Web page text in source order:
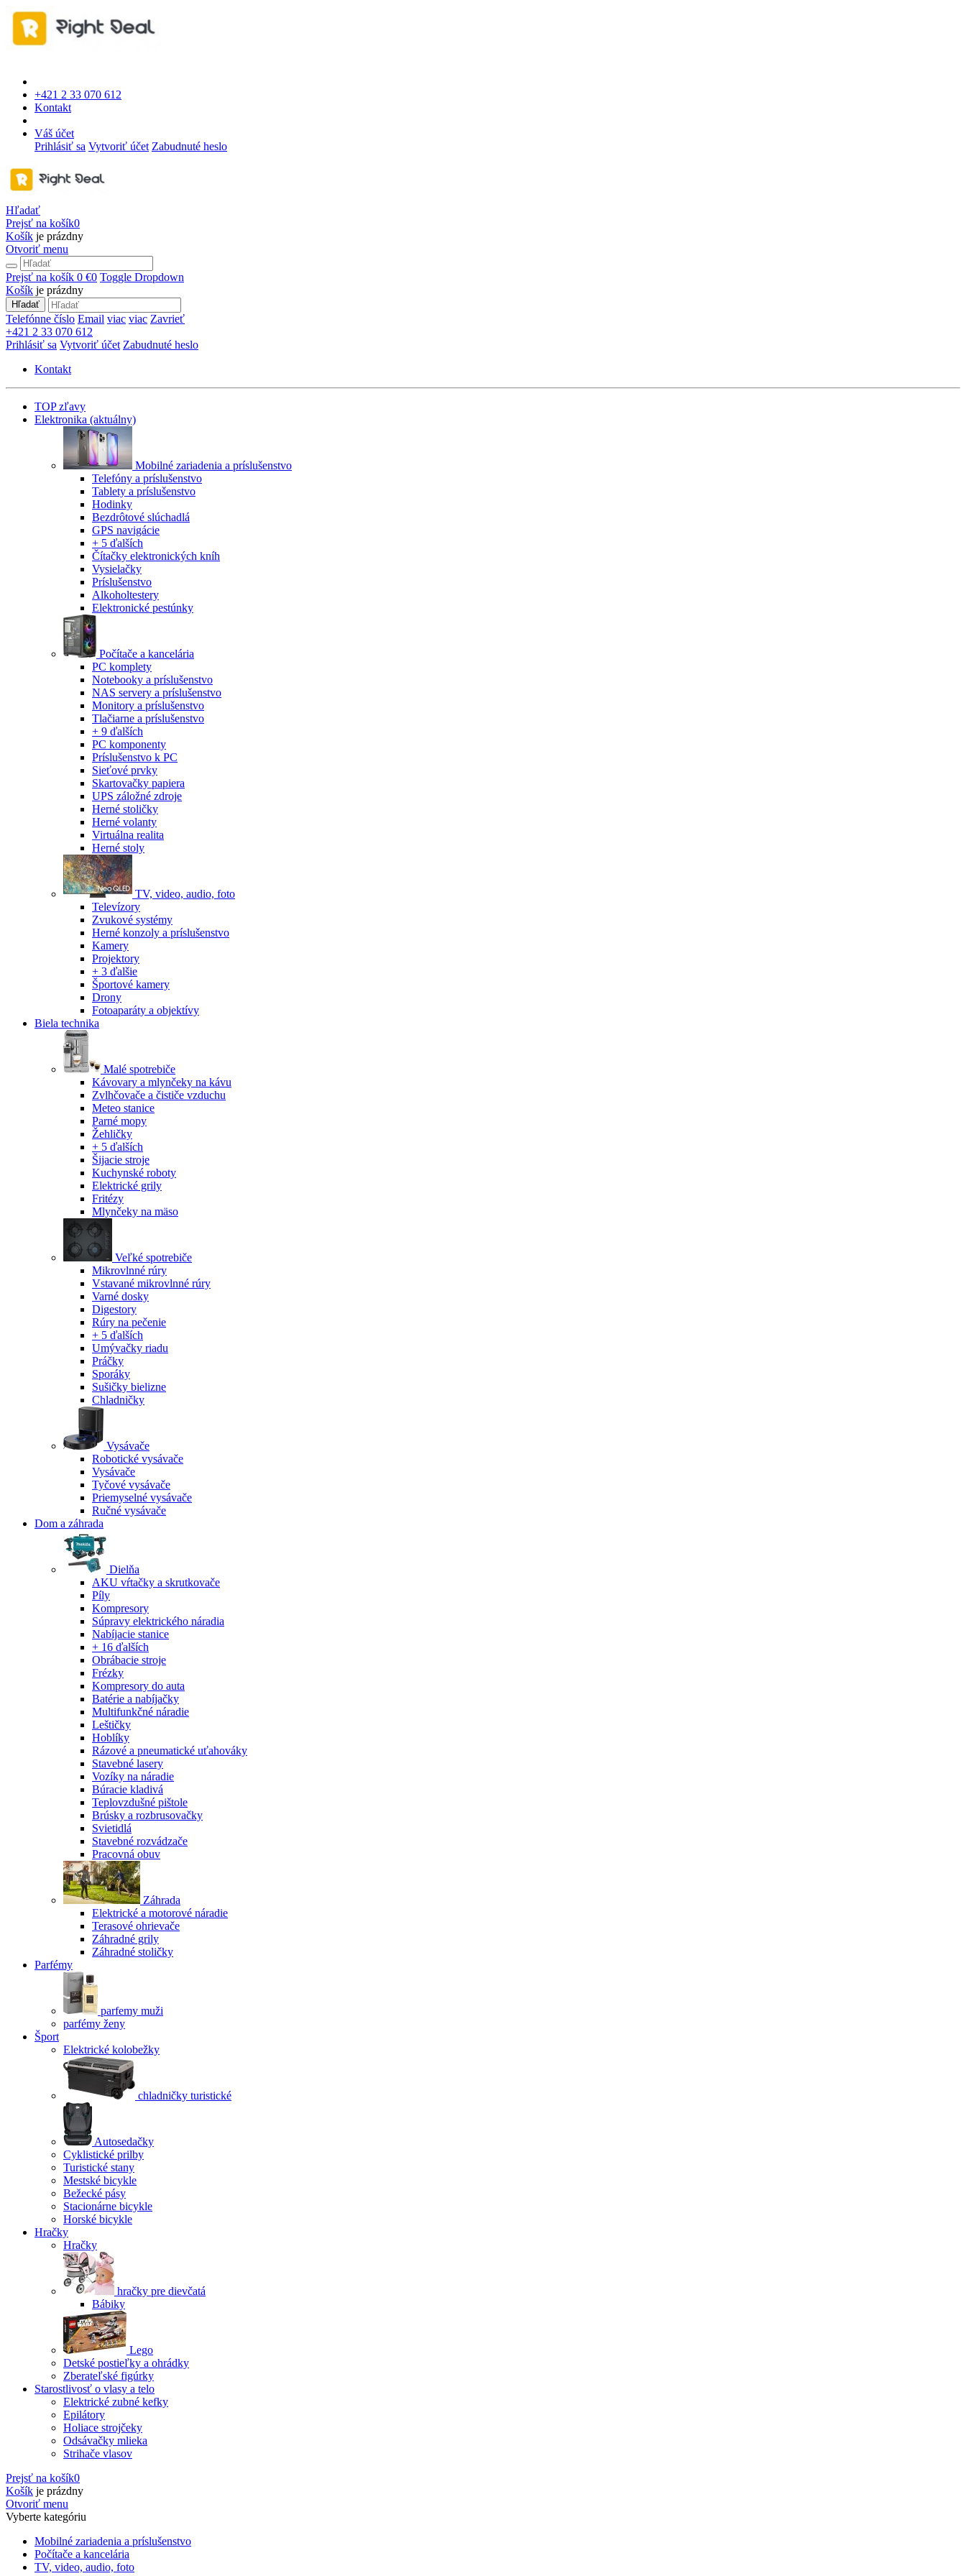
+421 2 33 070 612
Kontakt
Váš účet
Prihlásiť sa Vytvoriť účet Zabudnuté heslo
Hľadať
Prejsť na košík0
Košík je prázdny
Otvoriť menu
Prejsť na košík 0 €0 Toggle Dropdown
Košík je prázdny
Hľadať
Telefónne číslo Email viac viac Zavrieť
+421 2 33 070 612
Prihlásiť sa Vytvoriť účet Zabudnuté heslo
Kontakt
TOP zľavy
Elektronika (aktuálny)
Mobilné zariadenia a príslušenstvo
Telefóny a príslušenstvo
Tablety a príslušenstvo
Hodinky
Bezdrôtové slúchadlá
GPS navigácie
+ 5 ďalších
Čítačky elektronických kníh
Vysielačky
Príslušenstvo
Alkoholtestery
Elektronické pestúnky
Počítače a kancelária
PC komplety
Notebooky a príslušenstvo
NAS servery a príslušenstvo
Monitory a príslušenstvo
Tlačiarne a príslušenstvo
+ 9 ďalších
PC komponenty
Príslušenstvo k PC
Sieťové prvky
Skartovačky papiera
UPS záložné zdroje
Herné stoličky
Herné volanty
Virtuálna realita
Herné stoly
TV, video, audio, foto
Televízory
Zvukové systémy
Herné konzoly a príslušenstvo
Kamery
Projektory
+ 3 ďalšie
Športové kamery
Drony
Fotoaparáty a objektívy
Biela technika
Malé spotrebiče
Kávovary a mlynčeky na kávu
Zvlhčovače a čističe vzduchu
Meteo stanice
Parné mopy
Žehličky
+ 5 ďalších
Šijacie stroje
Kuchynské roboty
Elektrické grily
Fritézy
Mlynčeky na mäso
Veľké spotrebiče
Mikrovlnné rúry
Vstavané mikrovlnné rúry
Varné dosky
Digestory
Rúry na pečenie
+ 5 ďalších
Umývačky riadu
Práčky
Sporáky
Sušičky bielizne
Chladničky
Vysávače
Robotické vysávače
Vysávače
Tyčové vysávače
Priemyselné vysávače
Ručné vysávače
Dom a záhrada
Dielňa
AKU vŕtačky a skrutkovače
Píly
Kompresory
Súpravy elektrického náradia
Nabíjacie stanice
+ 16 ďalších
Obrábacie stroje
Frézky
Kompresory do auta
Batérie a nabíjačky
Multifunkčné náradie
Leštičky
Hoblíky
Rázové a pneumatické uťahováky
Stavebné lasery
Vozíky na náradie
Búracie kladivá
Teplovzdušné pištole
Brúsky a rozbrusovačky
Svietidlá
Stavebné rozvádzače
Pracovná obuv
Záhrada
Elektrické a motorové náradie
Terasové ohrievače
Záhradné grily
Záhradné stoličky
Parfémy
parfemy muži
parfémy ženy
Šport
Elektrické kolobežky
chladničky turistické
Autosedačky
Cyklistické prilby
Turistické stany
Mestské bicykle
Bežecké pásy
Stacionárne bicykle
Horské bicykle
Hračky
Hračky
hračky pre dievčatá
Bábiky
Lego
Detské postieľky a ohrádky
Zberateľské figúrky
Starostlivosť o vlasy a telo
Elektrické zubné kefky
Epilátory
Holiace strojčeky
Odsávačky mlieka
Strihače vlasov
Prejsť na košík0
Košík je prázdny
Otvoriť menu
Vyberte kategóriu
Mobilné zariadenia a príslušenstvo
Počítače a kancelária
TV, video, audio, foto